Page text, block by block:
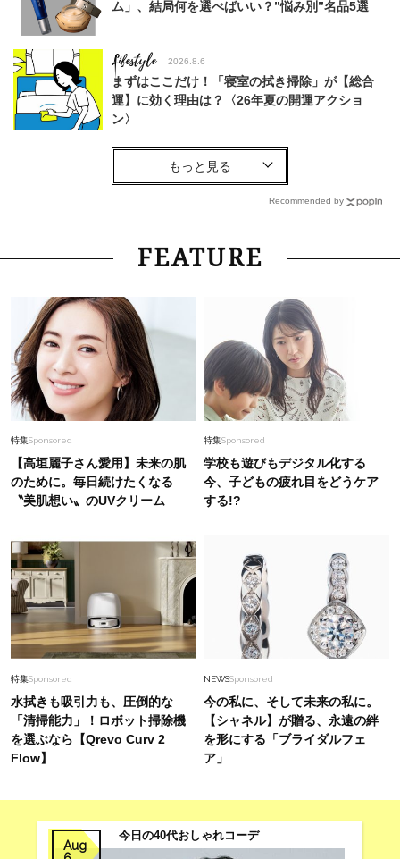
ム」、結局何を選べばいい？”悩み別”名品5選
Lifestyle 2026.8.6
まずはここだけ！「寝室の拭き掃除」が【総合
運】に効く理由は？〈26年夏の開運アクショ
ン〉
Fashion
吉瀬美智子さん51歳「離婚した45歳。でも、あ
の必死な時期があったからこそ…」今の40代に
Fashion 2026.4.10
【40代のスカートコーデ】春のおでかけに！簡
Lifestyle
中山優馬さん（32）【特別カット集】心まで見
透かすような圧倒的目力と、力を抜いた笑みのギ
ャップをお届け
40代の「フリルトップス」はどう着こなすのが
正解？黒ベースなら甘め盛りも上品に【読者スナ
ップ】
40代、”移動が多い日”の最適解は【バレエシュ
ーズ】！足が痛くならず、パンツコーデのポイン
Fashion 2026.7.26
【ワイドパンツ派】夏は黒→“白”にシフト中！一
瞬で垢抜ける大人コーデ＜3選＞
Recommended by
FEATURE
特集Sponsored
【高垣麗子さん愛用】未来の肌
のために。毎日続けたくなる
〝美肌想い〟のUVクリーム
特集Sponsored
学校も遊びもデジタル化する
今、子どもの疲れ目をどうケア
する!?
特集Sponsored
水拭きも吸引力も、圧倒的な
「清掃能力」！ロボット掃除機
を選ぶなら【Qrevo Curv 2
Flow】
NEWSSponsored
今の私に、そして未来の私に。
【シャネル】が贈る、永遠の絆
を形にする「ブライダルフェ
ア」
Aug
今日の40代おしゃれコーデ